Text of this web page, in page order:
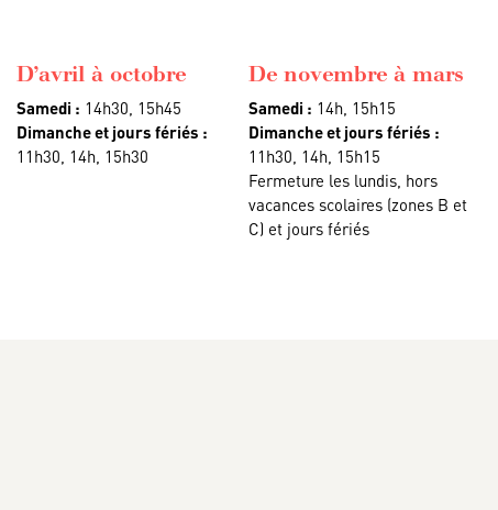
D’avril à octobre
Samedi : 14h30, 15h45
Dimanche et jours fériés :
11h30, 14h, 15h30
De novembre à mars
Samedi : 14h, 15h15
Dimanche et jours fériés :
11h30, 14h, 15h15
Fermeture les lundis, hors
vacances scolaires (zones B et
C) et jours fériés